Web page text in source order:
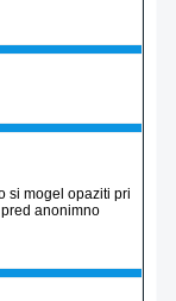
si mogel opaziti pri
anonimno